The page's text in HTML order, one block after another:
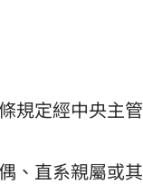
規定經中央主
、直系親屬或